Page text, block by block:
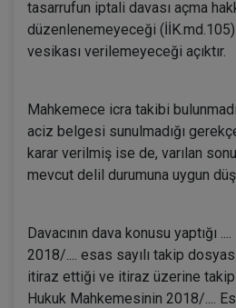
tasarrufun iptali davası açma
düzenlenemeyeceği
vesikası verilemeyeceği açıktır.
Mahkemece icra takibi
aciz belgesi sunulmadığı
karar verilmiş ise de, varılan
mevcut delil durumuna uygun
Davacının dava konusu yaptığı
2018/.... esas sayılı takip
itiraz ettiği ve itiraz üzerine
Hukuk Mahkemesinin 2018/....